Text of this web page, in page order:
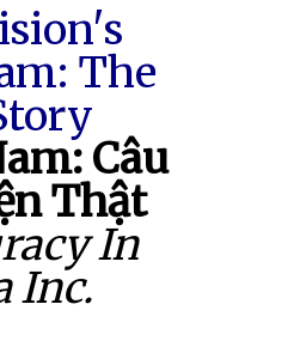
The
Câu
Thật
In
Inc.